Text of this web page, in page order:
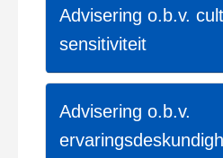
Advisering o.b.v.
sensitiviteit
Advisering o.b.v.